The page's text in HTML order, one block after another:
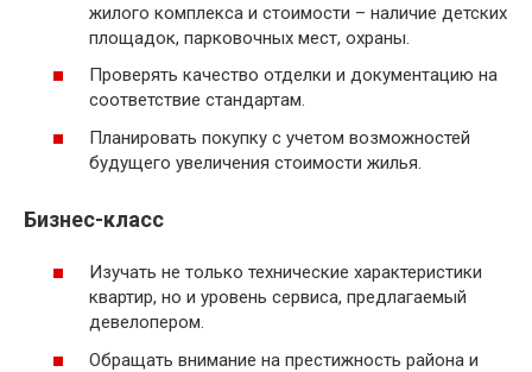
жилого комплекса и стоимости – наличие детских
площадок, парковочных мест, охраны.
Проверять качество отделки и документацию на
соответствие стандартам.
Планировать покупку с учетом возможностей
будущего увеличения стоимости жилья.
Бизнес-класс
Изучать не только технические характеристики
квартир, но и уровень сервиса, предлагаемый
девелопером.
Обращать внимание на престижность района и